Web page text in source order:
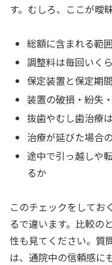
す。むしろ、ここが曖
総額に含まれる範
調整料は毎回いく
保定装置と保定期
装置の破損・紛失
抜歯やむし歯治療
治療が延びた場合
途中で引っ越しや
るか
このチェックをしてお
るで違います。比較の
性も見てください。質
は、通院中の信頼感に